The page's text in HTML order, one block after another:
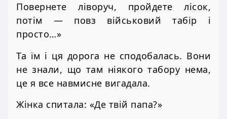
Повернете ліворуч, пройдете лісок,
потім — повз військовий табір і
просто…»
Та їм і ця дорога не сподобалась. Вони
не знали, що там ніякого табору нема,
це я все навмисне вигадала.
Жінка спитала: «Де твій папа?»